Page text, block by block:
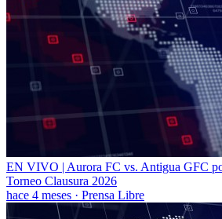
EN VIVO | Aurora FC vs. Antigua GFC
Torneo Clausura 2026
hace 4 meses · Prensa Libre